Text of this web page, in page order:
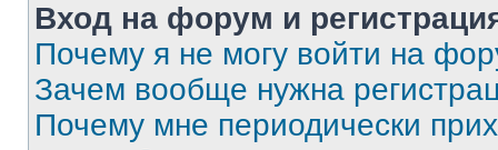
Вход на форум и
Почему я не могу войти на
Зачем вообще нужна
Почему мне периодически